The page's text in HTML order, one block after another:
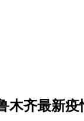
木齐最新疫